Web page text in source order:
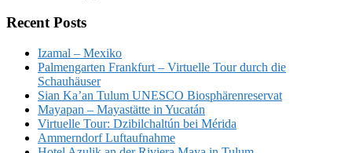
Recent Posts
Izamal – Mexiko
Palmengarten Frankfurt – Virtuelle Tour durch die
Schauhäuser
Sian Ka’an Tulum UNESCO Biosphärenreservat
Mayapan – Mayastätte in Yucatán
Virtuelle Tour: Dzibilchaltún bei Mérida
Ammerndorf Luftaufnahme